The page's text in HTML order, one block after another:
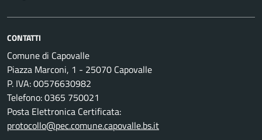
CONTATTI
Comune di Capovalle
Piazza Marconi, 1 - 25070 Capovalle
P. IVA: 00576630982
Telefono: 0365 750021
Posta Elettronica Certificata:
protocollo@pec.comune.capovalle.bs.it